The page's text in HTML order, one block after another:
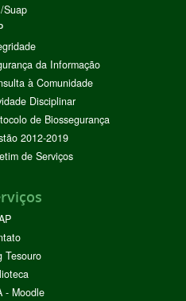
Suap
da Informação
à Comunidade
Disciplinar
de Biossegurança
2012-2019
de Serviços
Tesouro
- Moodle